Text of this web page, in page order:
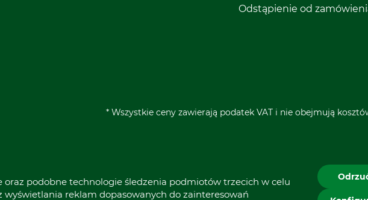
Odstąpienie od
* Wszystkie ceny zawierają podatek VAT i nie obejmują
podobne technologie śledzenia podmiotów trzecich w celu
wyświetlania reklam dopasowanych do zainteresowań